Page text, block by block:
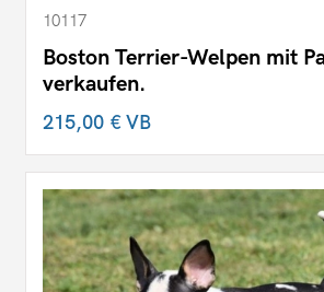
10117
Boston Terrier-Welpen mit
verkaufen.
215,00 €VB